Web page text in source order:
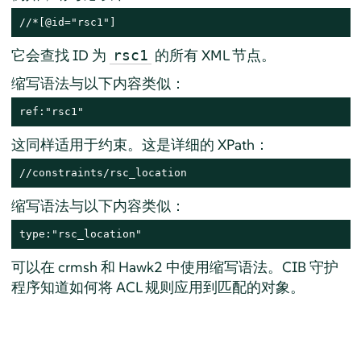
//*[@id="rsc1"]
它会查找 ID 为 rsc1 的所有 XML 节点。
缩写语法与以下内容类似：
ref:"rsc1"
这同样适用于约束。这是详细的 XPath：
//constraints/rsc_location
缩写语法与以下内容类似：
type:"rsc_location"
可以在 crmsh 和 Hawk2 中使用缩写语法。CIB 守护
程序知道如何将 ACL 规则应用到匹配的对象。